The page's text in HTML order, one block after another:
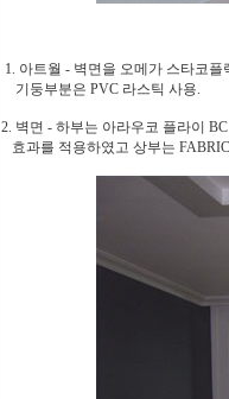
1. 아트월 - 벽면을 오메가 스타코
기둥부분은 PVC 라스틱 사용.
2. 벽면 - 하부는 아라우코 플라이
효과를 적용하였고 상부는